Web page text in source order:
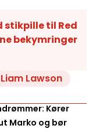
stikpille til Red
bekymringer
Liam Lawson
Kører
Marko og bør